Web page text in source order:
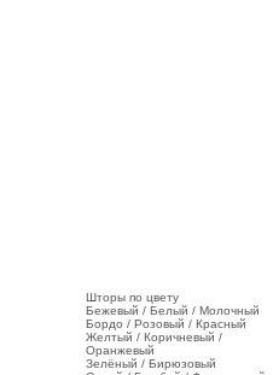
Шторы по цвету
Бежевый / Белый / Молочный
Бордо / Розовый / Красный
Желтый / Коричневый /
Оранжевый
Зелёный / Бирюзовый